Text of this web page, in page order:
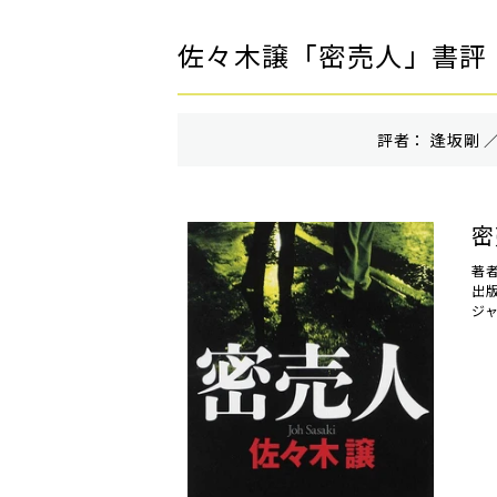
佐々木譲「密売人」書
評者： 逢坂剛
著
出
ジ